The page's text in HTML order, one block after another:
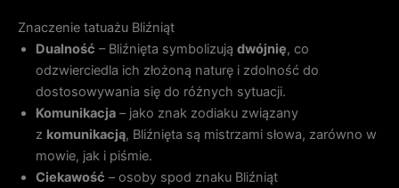
Znaczenie tatuażu Bliźniąt
Dualność – Bliźnięta symbolizują dwójnię, co
odzwierciedla ich złożoną naturę i zdolność do
dostosowywania się do różnych sytuacji.
Komunikacja – jako znak zodiaku związany
z komunikacją, Bliźnięta są mistrzami słowa, zarówno w
mowie, jak i piśmie.
Ciekawość – osoby spod znaku Bliźniąt